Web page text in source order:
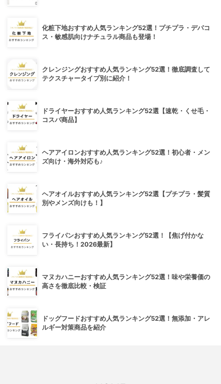
化粧下地おすすめ人気ランキング52選！プチプラ・デパコ
ス・敏感肌向けナチュラル商品も登場！
クレンジングおすすめ人気ランキング52選！徹底調査して
テクスチャータイプ別に紹介！
ドライヤーおすすめ人気ランキング52選【速乾・くせ毛・
コスパ商品】
ヘアアイロンおすすめ人気ランキング52選！初心者・メン
ズ向け・海外対応も♪
ヘアオイルおすすめ人気ランキング52選【プチプラ・髪質
別やメンズ向けも！】
フライパンおすすめ人気ランキング52選！【焦げ付かな
い・長持ち！2026最新】
マヌカハニーおすすめ人気ランキング52選！味や栄養価の
高さを徹底比較・検証
ドッグフードおすすめ人気ランキング52選！無添加・アレ
ルギー対策商品を紹介